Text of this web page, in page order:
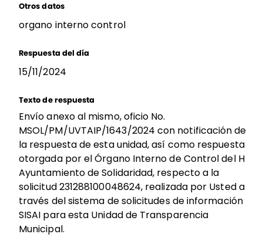
Otros datos
organo interno control
Respuesta del día
15/11/2024
Texto de respuesta
Envío anexo al mismo, oficio No.
MSOL/PM/UVTAIP/1643/2024 con notificación de
la respuesta de esta unidad, así como respuesta
otorgada por el Órgano Interno de Control del H
Ayuntamiento de Solidaridad, respecto a la
solicitud 231288100048624, realizada por Usted a
través del sistema de solicitudes de información
SISAI para esta Unidad de Transparencia
Municipal.